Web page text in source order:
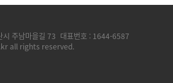
시 주남마을길 73 대표번호 : 1644-6587
all rights reserved.